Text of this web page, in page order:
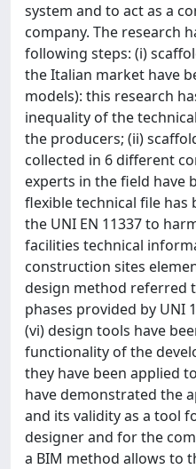
system and to act as a
company. The research
following steps: (i)
the Italian market have
models): this research
inequality of the
the producers; (ii)
collected in 6 different
experts in the field have
flexible technical file has
the UNI EN 11337 to
facilities technical
construction sites
design method referred
phases provided by UNI
(vi) design tools have
functionality of the
they have been applied
have demonstrated the
and its validity as a tool
designer and for the
a BIM method allows to